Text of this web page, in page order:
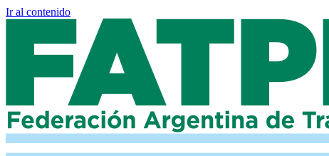
Ir al contenido